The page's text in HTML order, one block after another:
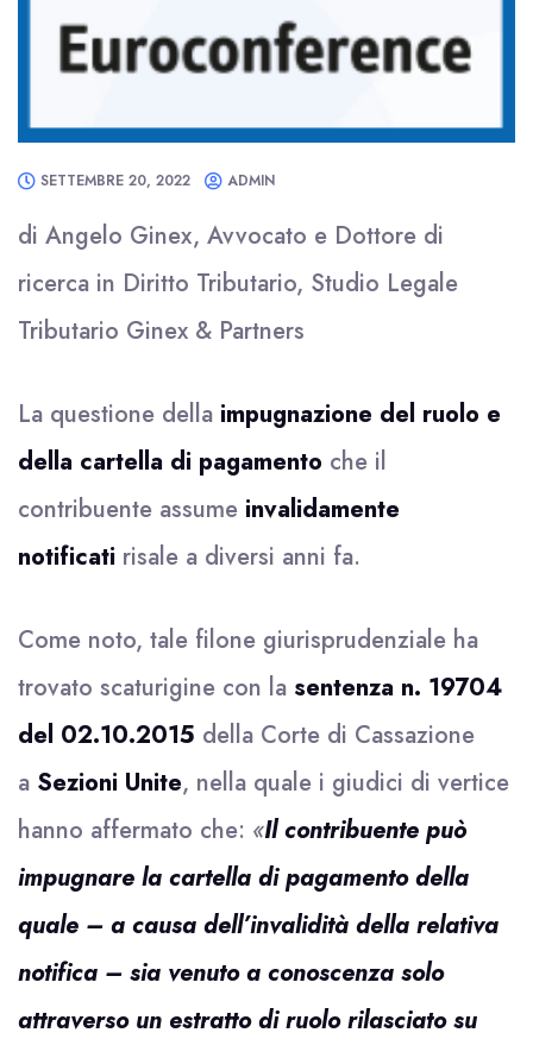
SETTEMBRE 20, 2022 ADMIN
di Angelo Ginex, Avvocato e Dottore di
ricerca in Diritto Tributario, Studio Legale
Tributario Ginex & Partners
La questione della impugnazione del ruolo e
della cartella di pagamento che il
contribuente assume invalidamente
notificati risale a diversi anni fa.
Come noto, tale filone giurisprudenziale ha
trovato scaturigine con la sentenza n. 19704
del 02.10.2015 della Corte di Cassazione
a Sezioni Unite, nella quale i giudici di vertice
hanno affermato che: «Il contribuente può
impugnare la cartella di pagamento della
quale – a causa dell’invalidità della relativa
notifica – sia venuto a conoscenza solo
attraverso un estratto di ruolo rilasciato su